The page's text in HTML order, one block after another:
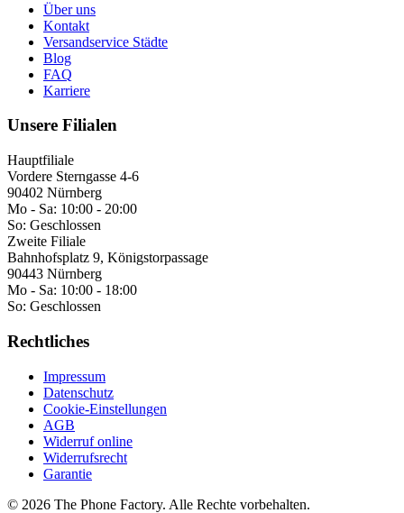
Über uns
Kontakt
Versandservice Städte
Blog
FAQ
Karriere
Unsere Filialen
Hauptfiliale
Vordere Sterngasse 4-6
90402 Nürnberg
Mo - Sa: 10:00 - 20:00
So: Geschlossen
Zweite Filiale
Bahnhofsplatz 9, Königstorpassage
90443 Nürnberg
Mo - Sa: 10:00 - 18:00
So: Geschlossen
Rechtliches
Impressum
Datenschutz
Cookie-Einstellungen
AGB
Widerruf online
Widerrufsrecht
Garantie
© 2026 The Phone Factory. Alle Rechte vorbehalten.